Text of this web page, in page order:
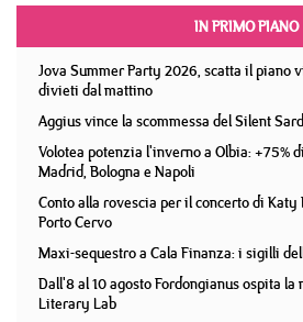
IN PRIMO PIANO
Jova Summer Party 2026, scatta il piano
divieti dal mattino
Aggius vince la scommessa del Silent
Volotea potenzia l'inverno a Olbia: +75%
Madrid, Bologna e Napoli
Conto alla rovescia per il concerto di Katy
Porto Cervo
Maxi-sequestro a Cala Finanza: i sigilli
Dall'8 al 10 agosto Fordongianus ospita
Literary Lab